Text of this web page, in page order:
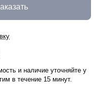
и наличие уточняйте у
в течение 15 минут.